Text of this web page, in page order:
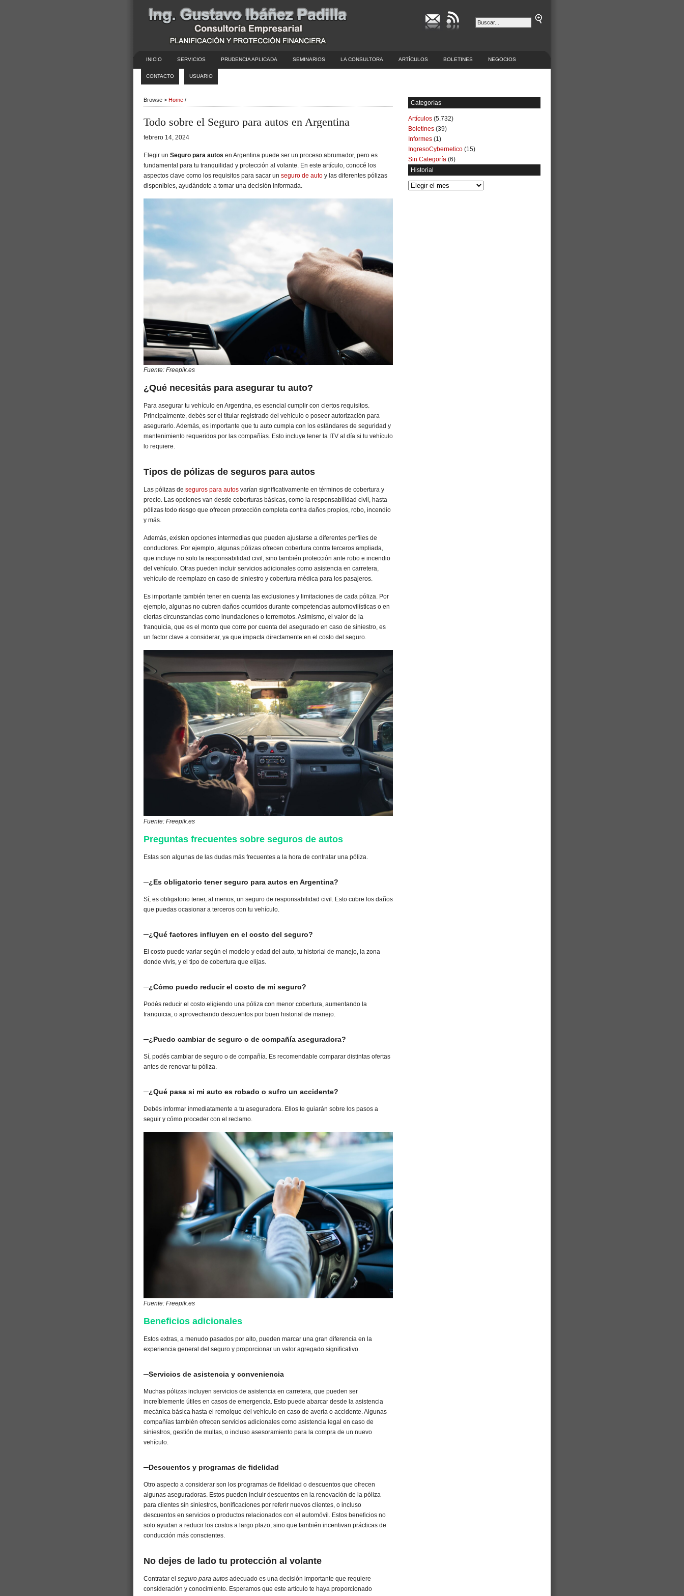
INICIO SERVICIOS PRUDENCIA APLICADA SEMINARIOS LA CONSULTORA ARTÍCULOS BOLETINES NEGOCIOS
CONTACTO USUARIO
Browse > Home /
Todo sobre el Seguro para autos en Argentina
febrero 14, 2024
Elegir un Seguro para autos en Argentina puede ser un proceso abrumador, pero es
fundamental para tu tranquilidad y protección al volante. En este artículo, conocé los
aspectos clave como los requisitos para sacar un seguro de auto y las diferentes pólizas
disponibles, ayudándote a tomar una decisión informada.
Fuente: Freepik.es
¿Qué necesitás para asegurar tu auto?
Para asegurar tu vehículo en Argentina, es esencial cumplir con ciertos requisitos.
Principalmente, debés ser el titular registrado del vehículo o poseer autorización para
asegurarlo. Además, es importante que tu auto cumpla con los estándares de seguridad y
mantenimiento requeridos por las compañías. Esto incluye tener la ITV al día si tu vehículo
lo requiere.
Tipos de pólizas de seguros para autos
Las pólizas de seguros para autos varían significativamente en términos de cobertura y
precio. Las opciones van desde coberturas básicas, como la responsabilidad civil, hasta
pólizas todo riesgo que ofrecen protección completa contra daños propios, robo, incendio
y más.
Además, existen opciones intermedias que pueden ajustarse a diferentes perfiles de
conductores. Por ejemplo, algunas pólizas ofrecen cobertura contra terceros ampliada,
que incluye no solo la responsabilidad civil, sino también protección ante robo e incendio
del vehículo. Otras pueden incluir servicios adicionales como asistencia en carretera,
vehículo de reemplazo en caso de siniestro y cobertura médica para los pasajeros.
Es importante también tener en cuenta las exclusiones y limitaciones de cada póliza. Por
ejemplo, algunas no cubren daños ocurridos durante competencias automovilísticas o en
ciertas circunstancias como inundaciones o terremotos. Asimismo, el valor de la
franquicia, que es el monto que corre por cuenta del asegurado en caso de siniestro, es
un factor clave a considerar, ya que impacta directamente en el costo del seguro.
Fuente: Freepik.es
Preguntas frecuentes sobre seguros de autos
Estas son algunas de las dudas más frecuentes a la hora de contratar una póliza.
─¿Es obligatorio tener seguro para autos en Argentina?
Sí, es obligatorio tener, al menos, un seguro de responsabilidad civil. Esto cubre los daños
que puedas ocasionar a terceros con tu vehículo.
─¿Qué factores influyen en el costo del seguro?
El costo puede variar según el modelo y edad del auto, tu historial de manejo, la zona
donde vivís, y el tipo de cobertura que elijas.
─¿Cómo puedo reducir el costo de mi seguro?
Podés reducir el costo eligiendo una póliza con menor cobertura, aumentando la
franquicia, o aprovechando descuentos por buen historial de manejo.
─¿Puedo cambiar de seguro o de compañía aseguradora?
Sí, podés cambiar de seguro o de compañía. Es recomendable comparar distintas ofertas
antes de renovar tu póliza.
─¿Qué pasa si mi auto es robado o sufro un accidente?
Debés informar inmediatamente a tu aseguradora. Ellos te guiarán sobre los pasos a
seguir y cómo proceder con el reclamo.
Fuente: Freepik.es
Beneficios adicionales
Estos extras, a menudo pasados por alto, pueden marcar una gran diferencia en la
experiencia general del seguro y proporcionar un valor agregado significativo.
─Servicios de asistencia y conveniencia
Muchas pólizas incluyen servicios de asistencia en carretera, que pueden ser
increíblemente útiles en casos de emergencia. Esto puede abarcar desde la asistencia
mecánica básica hasta el remolque del vehículo en caso de avería o accidente. Algunas
compañías también ofrecen servicios adicionales como asistencia legal en caso de
siniestros, gestión de multas, o incluso asesoramiento para la compra de un nuevo
vehículo.
─Descuentos y programas de fidelidad
Otro aspecto a considerar son los programas de fidelidad o descuentos que ofrecen
algunas aseguradoras. Estos pueden incluir descuentos en la renovación de la póliza
para clientes sin siniestros, bonificaciones por referir nuevos clientes, o incluso
descuentos en servicios o productos relacionados con el automóvil. Estos beneficios no
solo ayudan a reducir los costos a largo plazo, sino que también incentivan prácticas de
conducción más conscientes.
No dejes de lado tu protección al volante
Contratar el seguro para autos adecuado es una decisión importante que requiere
consideración y conocimiento. Esperamos que este artículo te haya proporcionado
Categorías
Artículos (5.732)
Boletines (39)
Informes (1)
IngresoCybernetico (15)
Sin Categoría (6)
Historial
Historial